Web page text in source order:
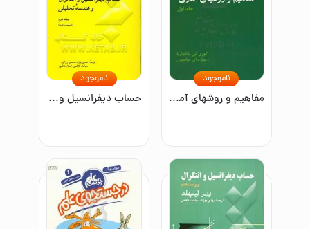
مفاهیم و روشهای آماری (جلد اول)
ناموجود
حساب دیفرانسیل و انتگرال و هندسه تحلیلی (قسمت دوم)
ناموجود